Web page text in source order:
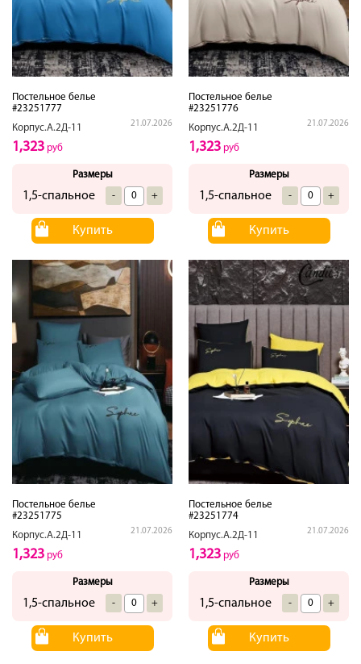
Постельное белье
#23251777
Корпус.А.2Д-11
21.07.2026
1,323 руб
Размеры
1,5-спальное - +
Купить
Постельное белье
#23251776
Корпус.А.2Д-11
21.07.2026
1,323 руб
Размеры
1,5-спальное - +
Купить
Постельное белье
#23251775
Корпус.А.2Д-11
21.07.2026
1,323 руб
Размеры
1,5-спальное - +
Купить
Постельное белье
#23251774
Корпус.А.2Д-11
21.07.2026
1,323 руб
Размеры
1,5-спальное - +
Купить